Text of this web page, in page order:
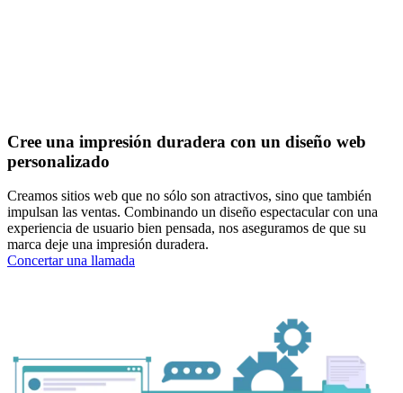
Cree una impresión duradera con un diseño web
personalizado
Creamos sitios web que no sólo son atractivos, sino que también
impulsan las ventas. Combinando un diseño espectacular con una
experiencia de usuario bien pensada, nos aseguramos de que su
marca deje una impresión duradera.
Concertar una llamada